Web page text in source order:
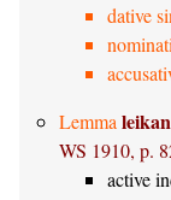
dative
Lemma leikan
WS 1910, p.
active